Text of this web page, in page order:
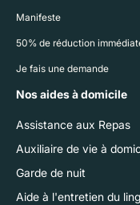
Manifeste
50% de réduction
Je fais une demande
Nos aides à domicile
Assistance aux Repas
Auxiliaire de vie à
Garde de nuit
Aide à l'entretien du